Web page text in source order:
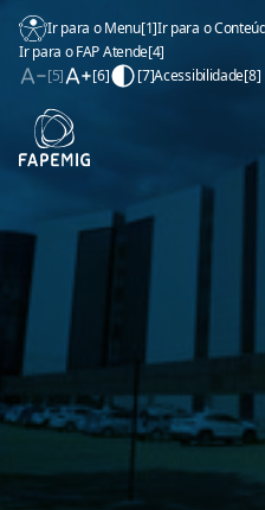
Ir para o Menu[1]Ir para o
Ir para o FAP Atende[4]
[5]
[6] [7]Acessibilidade[8]